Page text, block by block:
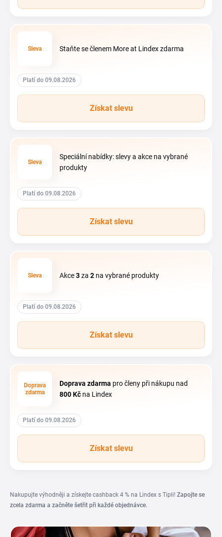
Sleva Staňte se členem More at Lindex zdarma
Platí do 09.08.2026
Získat slevu
Sleva
Speciální nabídky: slevy a akce na vybrané
produkty
Platí do 09.08.2026
Získat slevu
Sleva Akce3za 2 na vybrané produkty
Platí do 09.08.2026
Získat slevu
Doprava
zdarma
Doprava zdarma pro členy při nákupu nad
800 Kč na Lindex
Platí do 09.08.2026
Získat slevu
Nakupujte výhodněji a získejte cashback 4 % na Lindex s Tipli! Zapojte se
zcela zdarma a začněte šetřit při každé objednávce.